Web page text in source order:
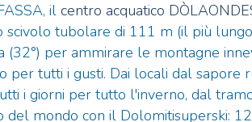
il centro acquatico
scivolo tubolare di 111 m (il più
(32°) per ammirare le montagne
per tutti i gusti. Dai locali dal sapore
i giorni per tutto l'inverno, dal
del mondo con il Dolomitisuperski: